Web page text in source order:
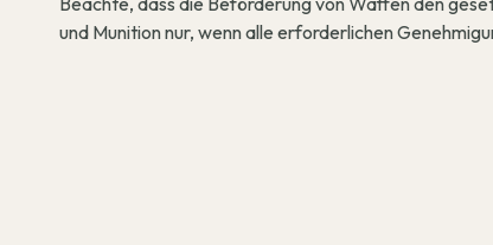
und Munition nur, wenn alle erforderlichen